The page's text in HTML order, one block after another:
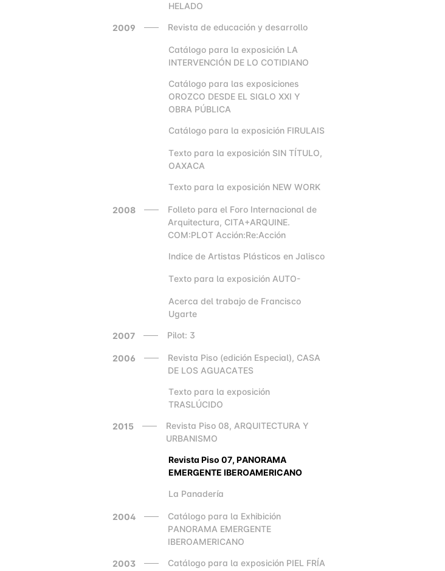
HELADO
2009 Revista de educación y desarrollo
Catálogo para la exposición LA
INTERVENCIÓN DE LO COTIDIANO
Catálogo para las exposiciones
OROZCO DESDE EL SIGLO XXI Y
OBRA PÚBLICA
Catálogo para la exposición FIRULAIS
Texto para la exposición SIN TÍTULO,
OAXACA
Texto para la exposición NEW WORK
2008
Folleto para el Foro Internacional de
Arquitectura, CITA+ARQUINE.
COM:PLOT Acción:Re:Acción
Indice de Artistas Plásticos en Jalisco
Texto para la exposición AUTO-
Acerca del trabajo de Francisco
Ugarte
2007 Pilot: 3
2006
Revista Piso (edición Especial), CASA
DE LOS AGUACATES
Texto para la exposición
TRASLÚCIDO
2015
Revista Piso 08, ARQUITECTURA Y
URBANISMO
Revista Piso 07, PANORAMA
EMERGENTE IBEROAMERICANO
La Panadería
2004
Catálogo para la Exhibición
PANORAMA EMERGENTE
IBEROAMERICANO
2003 Catálogo para la exposición PIEL FRÍA